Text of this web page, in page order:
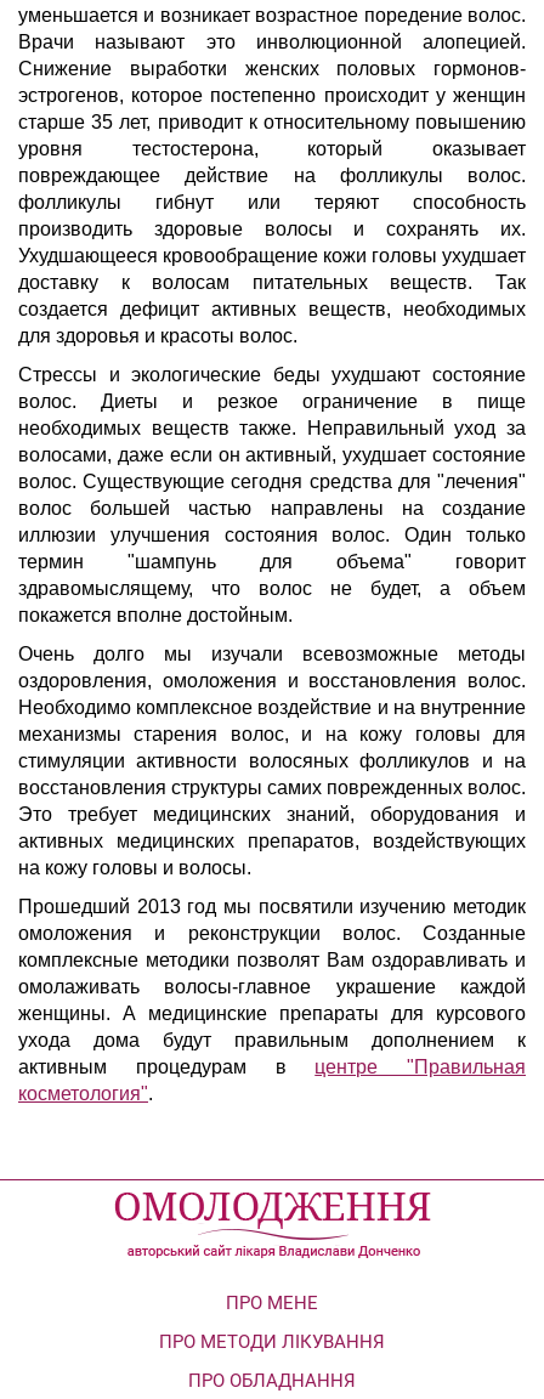
уменьшается и возникает возрастное поредение волос.
Врачи называют это инволюционной алопецией.
Снижение выработки женских половых гормонов-
эстрогенов, которое постепенно происходит у женщин
старше 35 лет, приводит к относительному повышению
уровня тестостерона, который оказывает
повреждающее действие на фолликулы волос.
фолликулы гибнут или теряют способность
производить здоровые волосы и сохранять их.
Ухудшающееся кровообращение кожи головы ухудшает
доставку к волосам питательных веществ. Так
создается дефицит активных веществ, необходимых
для здоровья и красоты волос.
Стрессы и экологические беды ухудшают состояние
волос. Диеты и резкое ограничение в пище
необходимых веществ также. Неправильный уход за
волосами, даже если он активный, ухудшает состояние
волос. Существующие сегодня средства для "лечения"
волос большей частью направлены на создание
иллюзии улучшения состояния волос. Один только
термин "шампунь для объема" говорит
здравомыслящему, что волос не будет, а объем
покажется вполне достойным.
Очень долго мы изучали всевозможные методы
оздоровления, омоложения и восстановления волос.
Необходимо комплексное воздействие и на внутренние
механизмы старения волос, и на кожу головы для
стимуляции активности волосяных фолликулов и на
восстановления структуры самих поврежденных волос.
Это требует медицинских знаний, оборудования и
активных медицинских препаратов, воздействующих
на кожу головы и волосы.
Прошедший 2013 год мы посвятили изучению методик
омоложения и реконструкции волос. Созданные
комплексные методики позволят Вам оздоравливать и
омолаживать волосы-главное украшение каждой
женщины. А медицинские препараты для курсового
ухода дома будут правильным дополнением к
активным процедурам в центре "Правильная
косметология".
ПРО МЕНЕ
ПРО МЕТОДИ ЛІКУВАННЯ
ПРО ОБЛАДНАННЯ